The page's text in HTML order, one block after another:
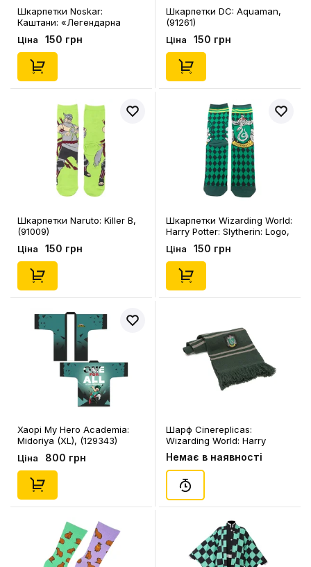
Шкарпетки Noskar:
Каштани: «Легендарна
Колючка» (хакі) (р. 36-40),
(91428)
Ціна 150 грн
Шкарпетки DC: Aquaman,
(91261)
Ціна 150 грн
Шкарпетки Naruto: Killer B,
(91009)
Ціна 150 грн
Шкарпетки Wizarding World:
Harry Potter: Slytherin: Logo,
(91078)
Ціна 150 грн
Хаорі My Hero Academia:
Midoriya (XL), (129343)
Ціна 800 грн
Шарф Cinereplicas:
Wizarding World: Harry
Potter: Hogwarts Houses:
Slytherin: Logo, (560585)
Немає в наявності